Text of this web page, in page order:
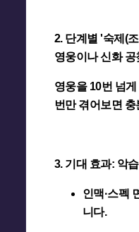
2. 단계별 '숙제(
영웅이나 신화
영웅을 10번 넘
번만 겪어보면
3. 기대 효과: 악
인맥·스펙
니다.